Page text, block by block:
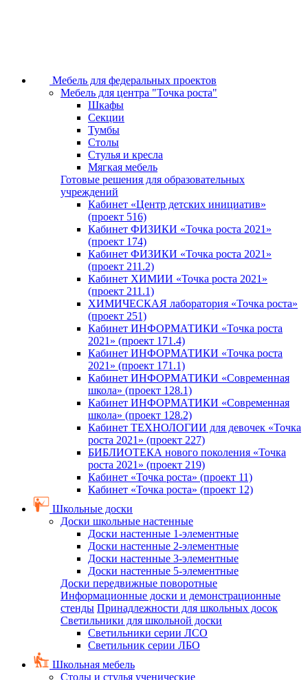
Мебель для федеральных проектов
Мебель для центра "Точка роста"
Шкафы
Секции
Тумбы
Столы
Стулья и кресла
Мягкая мебель
Готовые решения для образовательных
учреждений
Кабинет «Центр детских инициатив»
(проект 516)
Кабинет ФИЗИКИ «Точка роста 2021»
(проект 174)
Кабинет ФИЗИКИ «Точка роста 2021»
(проект 211.2)
Кабинет ХИМИИ «Точка роста 2021»
(проект 211.1)
ХИМИЧЕСКАЯ лаборатория «Точка роста»
(проект 251)
Кабинет ИНФОРМАТИКИ «Точка роста
2021» (проект 171.4)
Кабинет ИНФОРМАТИКИ «Точка роста
2021» (проект 171.1)
Кабинет ИНФОРМАТИКИ «Современная
школа» (проект 128.1)
Кабинет ИНФОРМАТИКИ «Современная
школа» (проект 128.2)
Кабинет ТЕХНОЛОГИИ для девочек «Точка
роста 2021» (проект 227)
БИБЛИОТЕКА нового поколения «Точка
роста 2021» (проект 219)
Кабинет «Точка роста» (проект 11)
Кабинет «Точка роста» (проект 12)
Школьные доски
Доски школьные настенные
Доски настенные 1-элементные
Доски настенные 2-элементные
Доски настенные 3-элементные
Доски настенные 5-элементные
Доски передвижные поворотные
Информационные доски и демонстрационные
стенды Принадлежности для школьных досок
Светильники для школьной доски
Светильники серии ЛСО
Светильник серии ЛБО
Школьная мебель
Столы и стулья ученические